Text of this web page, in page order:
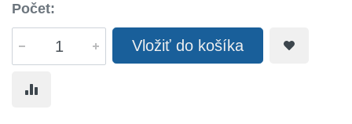
Počet:
Vložiť do košíka